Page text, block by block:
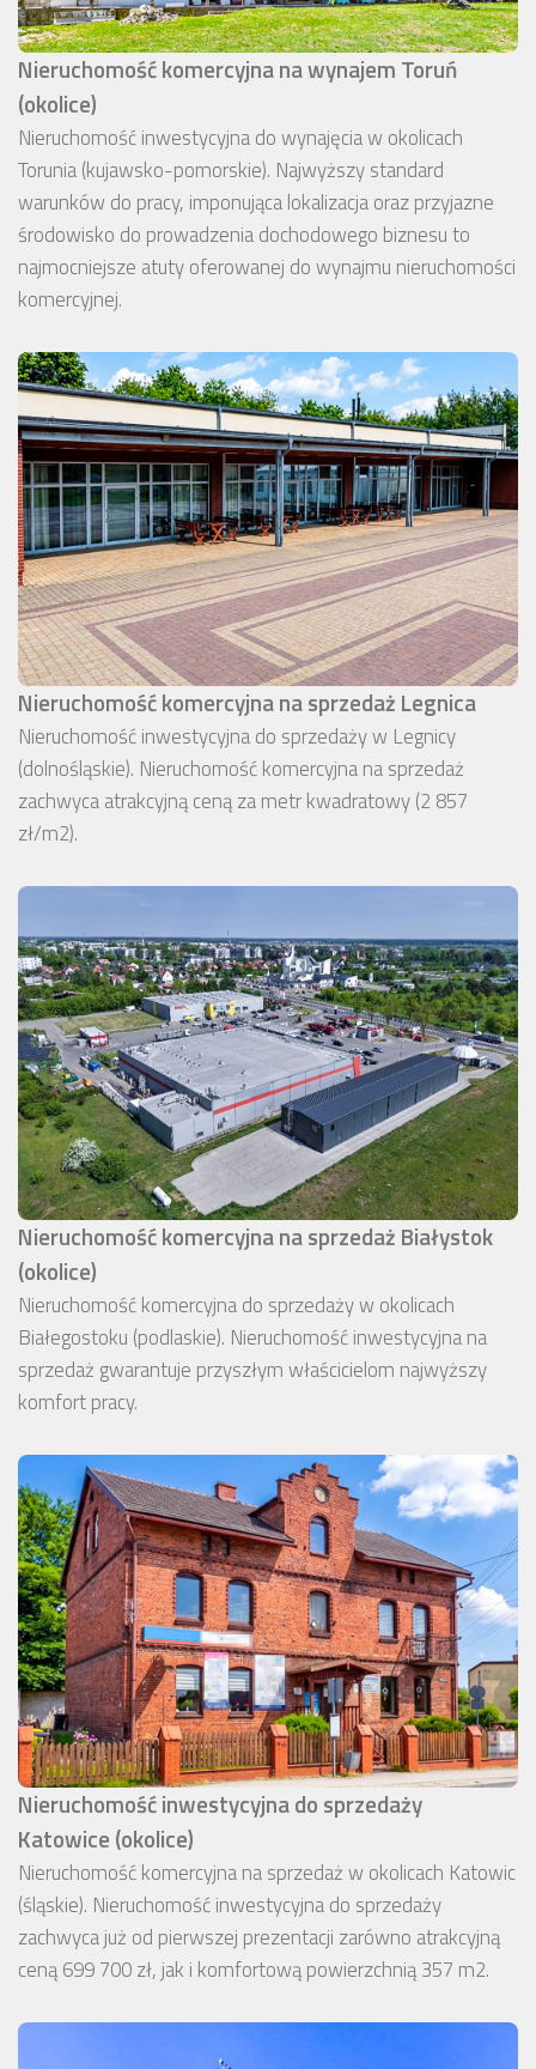
Nieruchomość komercyjna na wynajem Toruń
(okolice)
Nieruchomość inwestycyjna do wynajęcia w okolicach
Torunia (kujawsko-pomorskie). Najwyższy standard
warunków do pracy, imponująca lokalizacja oraz przyjazne
środowisko do prowadzenia dochodowego biznesu to
najmocniejsze atuty oferowanej do wynajmu nieruchomości
komercyjnej.
Nieruchomość komercyjna na sprzedaż Legnica
Nieruchomość inwestycyjna do sprzedaży w Legnicy
(dolnośląskie). Nieruchomość komercyjna na sprzedaż
zachwyca atrakcyjną ceną za metr kwadratowy (2 857
zł/m2).
Nieruchomość komercyjna na sprzedaż Białystok
(okolice)
Nieruchomość komercyjna do sprzedaży w okolicach
Białegostoku (podlaskie). Nieruchomość inwestycyjna na
sprzedaż gwarantuje przyszłym właścicielom najwyższy
komfort pracy.
Nieruchomość inwestycyjna do sprzedaży
Katowice (okolice)
Nieruchomość komercyjna na sprzedaż w okolicach Katowic
(śląskie). Nieruchomość inwestycyjna do sprzedaży
zachwyca już od pierwszej prezentacji zarówno atrakcyjną
ceną 699 700 zł, jak i komfortową powierzchnią 357 m2.